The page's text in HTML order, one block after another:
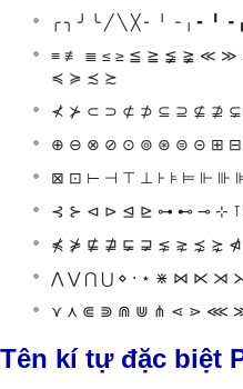
╭ ╮ ╯ ╰ ╱ ╲ ╳ ╴ ╵ ╶ ╷ ╸ ╹ ╺ ╻
≡ ≢ ≣ ≤ ≥ ≦ ≧ ≨ ≩ ≪ ≫
≼ ≽ ≾ ≿
⊀ ⊁ ⊂ ⊃ ⊄ ⊅ ⊆ ⊇ ⊈ ⊉
⊕ ⊖ ⊗ ⊘ ⊙ ⊚ ⊛ ⊜ ⊝ ⊞ ⊟
⊠ ⊡ ⊢ ⊣ ⊤ ⊥ ⊦ ⊧ ⊨ ⊩ ⊪
⊰ ⊱ ⊲ ⊳ ⊴ ⊵ ⊶ ⊷ ⊸ ⊹ ⊺
⋠ ⋡ ⋢ ⋣ ⋤ ⋥ ⋦ ⋧ ⋨ ⋩
⋀ ⋁ ⋂ ⋃ ⋄ ⋅ ⋆ ⋇ ⋈ ⋉ ⋊
⋎ ⋏ ⋐ ⋑ ⋒ ⋓ ⋔ ⋖ ⋗ ⋘
Tên kí tự đặc biệt